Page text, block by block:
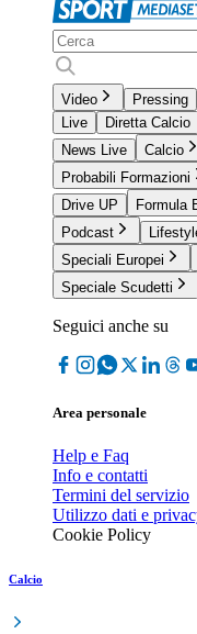
Video Pressing
Live
Diretta Calcio
News Live
Calcio
Probabili Formazioni
Drive UP
Formula
Podcast
Speciali Europei
Speciale Scudetti
Seguici anche su
Area personale
Help e Faq
Info e contatti
Termini del servizio
Utilizzo dati e
Cookie Policy
Calcio